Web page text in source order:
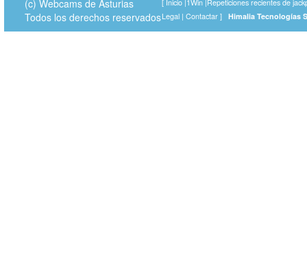
(c) Webcams de Asturias
Todos los derechos reservados
[ Inicio |1Win |Repeticiones recientes de
Legal | Contactar Himalia Tecnologías